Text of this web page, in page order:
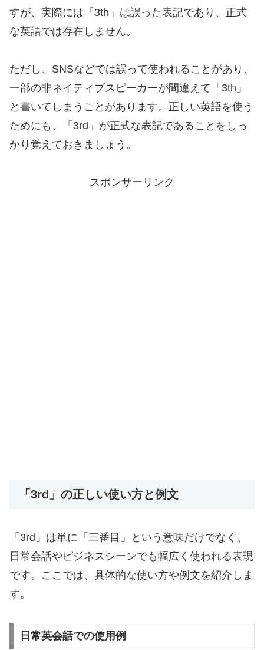
すが、実際には「3th」は誤った表記であり、正式
な英語では存在しません。
ただし、SNSなどでは誤って使われることがあり、
一部の非ネイティブスピーカーが間違えて「3th」
と書いてしまうことがあります。正しい英語を使う
ためにも、「3rd」が正式な表記であることをしっ
かり覚えておきましょう。
スポンサーリンク
「3rd」の正しい使い方と例文
「3rd」は単に「三番目」という意味だけでなく、
日常会話やビジネスシーンでも幅広く使われる表現
です。ここでは、具体的な使い方や例文を紹介しま
す。
日常英会話での使用例